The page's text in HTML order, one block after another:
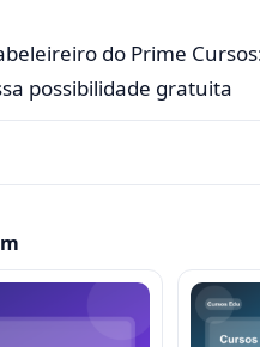
do Prime
possibilidade gratuita